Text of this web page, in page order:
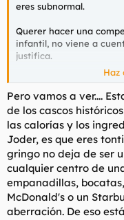
eres subnormal.
Querer hacer una
infantil, no viene a
justifica.
La lista de ingredientes
mierdas es
que metas por medio al
Te gusta llevar la
Haz
Pero vamos a ver....
de los cascos
las calorías y los
Joder, es que eres
gringo no deja de ser
cualquier centro de
empanadillas,
McDonald's o un
aberración. De eso